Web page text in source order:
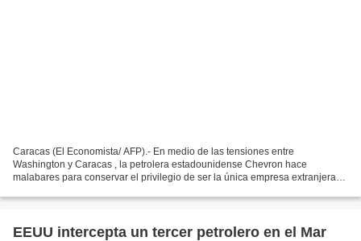
Caracas (El Economista/ AFP).- En medio de las tensiones entre
Washington y Caracas , la petrolera estadounidense Chevron hace
malabares para conservar el privilegio de ser la única empresa extranjera
EEUU intercepta un tercer petrolero en el Mar